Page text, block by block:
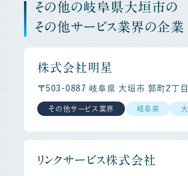
その他の岐阜県大垣市の
その他サービス業界の企業
株式会社明星
〒503-0887 岐阜県 大垣市 郭町２丁目
その他サービス業界 岐阜県
リンクサービス株式会社